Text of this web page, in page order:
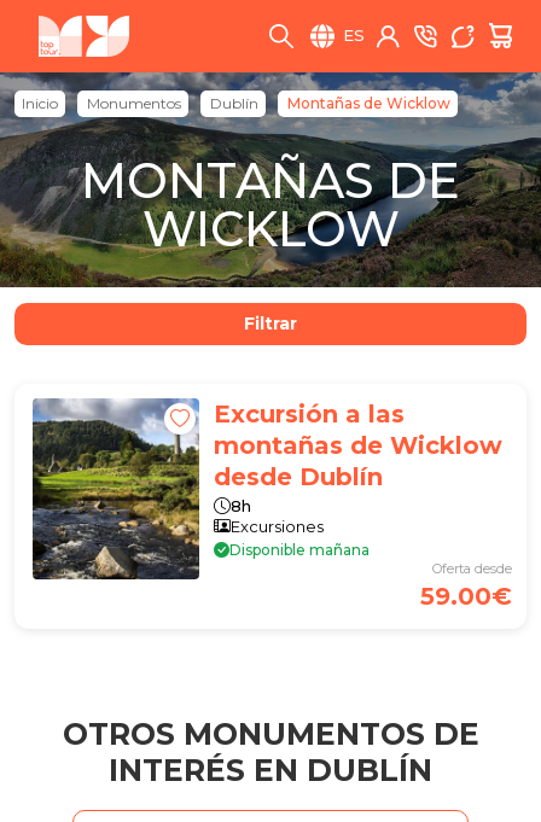
ES
Inicio Monumentos Dublín Montañas de Wicklow
MONTAÑAS DE
WICKLOW
Filtrar
Excursión a las
montañas de Wicklow
desde Dublín
8h
Excursiones
Disponible mañana
Oferta desde
59.00€
OTROS MONUMENTOS DE
INTERÉS EN DUBLÍN